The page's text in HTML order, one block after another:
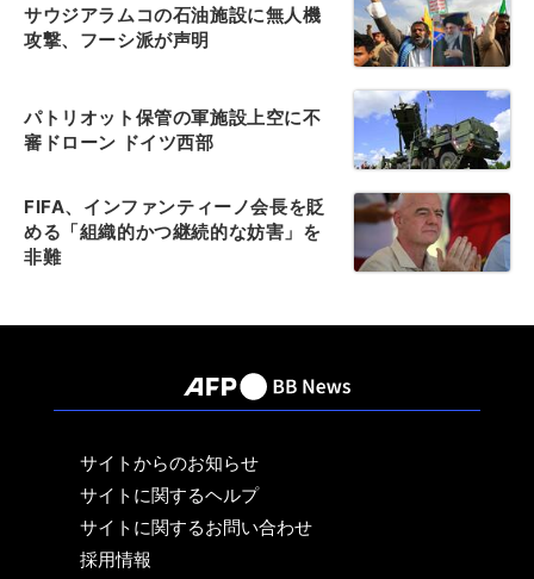
サウジアラムコの石油施設に無人機
攻撃、フーシ派が声明
パトリオット保管の軍施設上空に不
審ドローン ドイツ西部
FIFA、インファンティーノ会長を貶
める「組織的かつ継続的な妨害」を
非難
サイトからのお知らせ
サイトに関するヘルプ
サイトに関するお問い合わせ
採用情報